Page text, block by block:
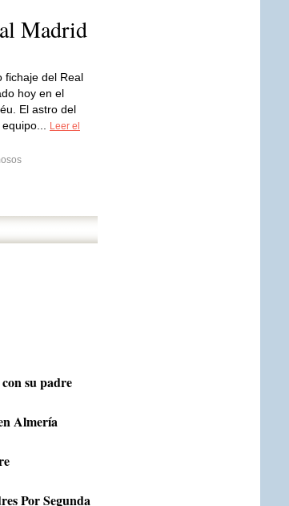
Madrid
fichaje del Real
hoy en el
El astro del
Leer el
su padre
Almería
Por Segunda